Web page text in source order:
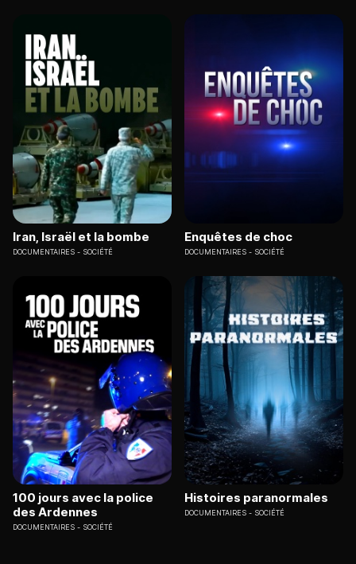
Iran, Israël et la bombe
DOCUMENTAIRES SOCIÉTÉ
Enquêtes de choc
DOCUMENTAIRES SOCIÉTÉ
100 jours avec la police
des Ardennes
DOCUMENTAIRES SOCIÉTÉ
Histoires paranormales
DOCUMENTAIRES SOCIÉTÉ